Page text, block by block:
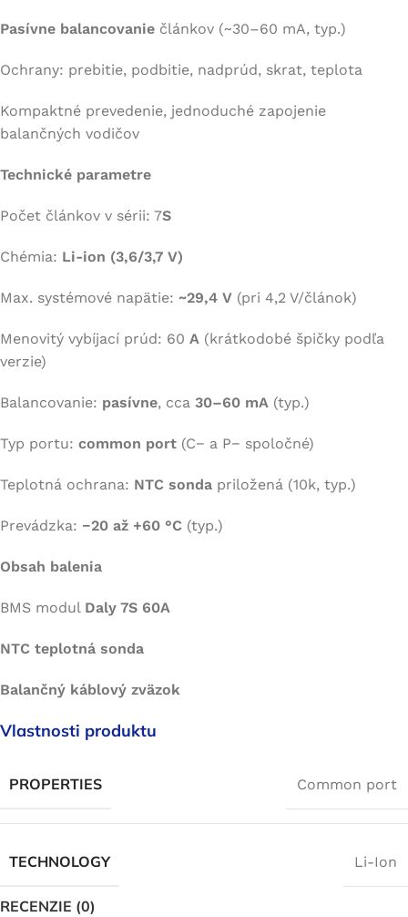
Pasívne balancovanie článkov (~30–60 mA, typ.)
Ochrany: prebitie, podbitie, nadprúd, skrat, teplota
Kompaktné prevedenie, jednoduché zapojenie
balančných vodičov
Technické parametre
Počet článkov v sérii: 7S
Chémia: Li-ion (3,6/3,7 V)
Max. systémové napätie: ~29,4 V (pri 4,2 V/článok)
Menovitý vybíjací prúd: 60 A (krátkodobé špičky podľa
verzie)
Balancovanie: pasívne, cca 30–60 mA (typ.)
Typ portu: common port (C− a P− spoločné)
Teplotná ochrana: NTC sonda priložená (10k, typ.)
Prevádzka: −20 až +60 °C (typ.)
Obsah balenia
BMS modul Daly 7S 60A
NTC teplotná sonda
Balančný káblový zväzok
Vlastnosti produktu
PROPERTIES Common port
TECHNOLOGY Li-Ion
RECENZIE (0)